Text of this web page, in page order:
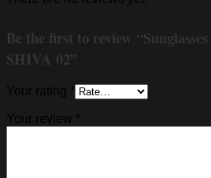
Be the first to review
SHIVA 02”
Your rating *
Your review *